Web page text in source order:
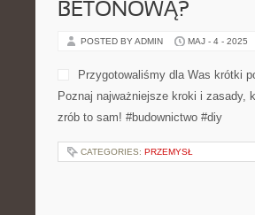
BETONOWĄ?
POSTED BY ADMIN MAJ - 4 - 2025
Przygotowaliśmy dla Was krótki
Poznaj najważniejsze kroki i zasady,
zrób to sam! #budownictwo #diy
CATEGORIES: PRZEMYSŁ